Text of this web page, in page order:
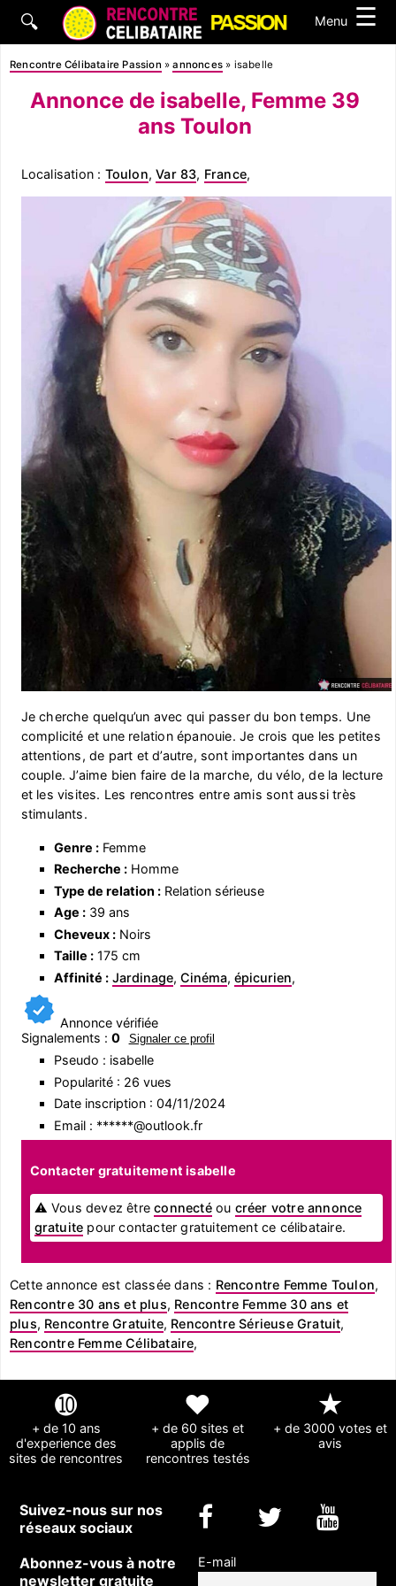
🔍 Menu ☰
Rencontre Célibataire Passion »annonces » isabelle
Annonce de isabelle, Femme 39
ans Toulon
Localisation : Toulon,Var 83, France,
Je cherche quelqu’un avec qui passer du bon temps. Une
complicité et une relation épanouie. Je crois que les petites
attentions, de part et d’autre, sont importantes dans un
couple. J’aime bien faire de la marche, du vélo, de la lecture
et les visites. Les rencontres entre amis sont aussi très
stimulants.
Genre :Femme
Recherche :Homme
Type de relation :Relation sérieuse
Age :39 ans
Cheveux :Noirs
Taille :175 cm
Affinité : Jardinage, Cinéma, épicurien,
Annonce vérifiée
Signalements : 0 Signaler ce profil
Pseudo : isabelle
Popularité : 26 vues
Date inscription : 04/11/2024
Email : ******@outlook.fr
Contacter gratuitement isabelle
⚠ Vous devez êtreconnectéou créer votre annonce
gratuite pour contacter gratuitement ce célibataire.
Cette annonce est classée dans : Rencontre Femme Toulon,
Rencontre 30 ans et plus, Rencontre Femme 30 ans et
plus, Rencontre Gratuite, Rencontre Sérieuse Gratuit,
Rencontre Femme Célibataire,
➓
+ de 10 ans
d'experience des
sites de rencontres
❤
+ de 60 sites et
applis de
rencontres testés
★
+ de 3000 votes et
avis
Suivez-nous sur nos
réseaux sociaux
Abonnez-vous à notre
newsletter gratuite
E-mail